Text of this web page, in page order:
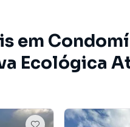
oportunidade de vivenciar
oferecer. Não perca a
este excepcional
do bairro Condomínio
em
Ecológica